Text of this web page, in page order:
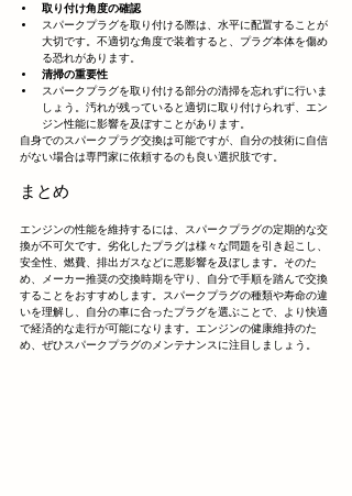
取り付け角度の確認
スパークプラグを取り付ける際は、水平に配置することが
大切です。不適切な角度で装着すると、プラグ本体を傷め
る恐れがあります。
清掃の重要性
スパークプラグを取り付ける部分の清掃を忘れずに行いま
しょう。汚れが残っていると適切に取り付けられず、エン
ジン性能に影響を及ぼすことがあります。
自身でのスパークプラグ交換は可能ですが、自分の技術に自信
がない場合は専門家に依頼するのも良い選択肢です。
まとめ
エンジンの性能を維持するには、スパークプラグの定期的な交
換が不可欠です。劣化したプラグは様々な問題を引き起こし、
安全性、燃費、排出ガスなどに悪影響を及ぼします。そのた
め、メーカー推奨の交換時期を守り、自分で手順を踏んで交換
することをおすすめします。スパークプラグの種類や寿命の違
いを理解し、自分の車に合ったプラグを選ぶことで、より快適
で経済的な走行が可能になります。エンジンの健康維持のた
め、ぜひスパークプラグのメンテナンスに注目しましょう。